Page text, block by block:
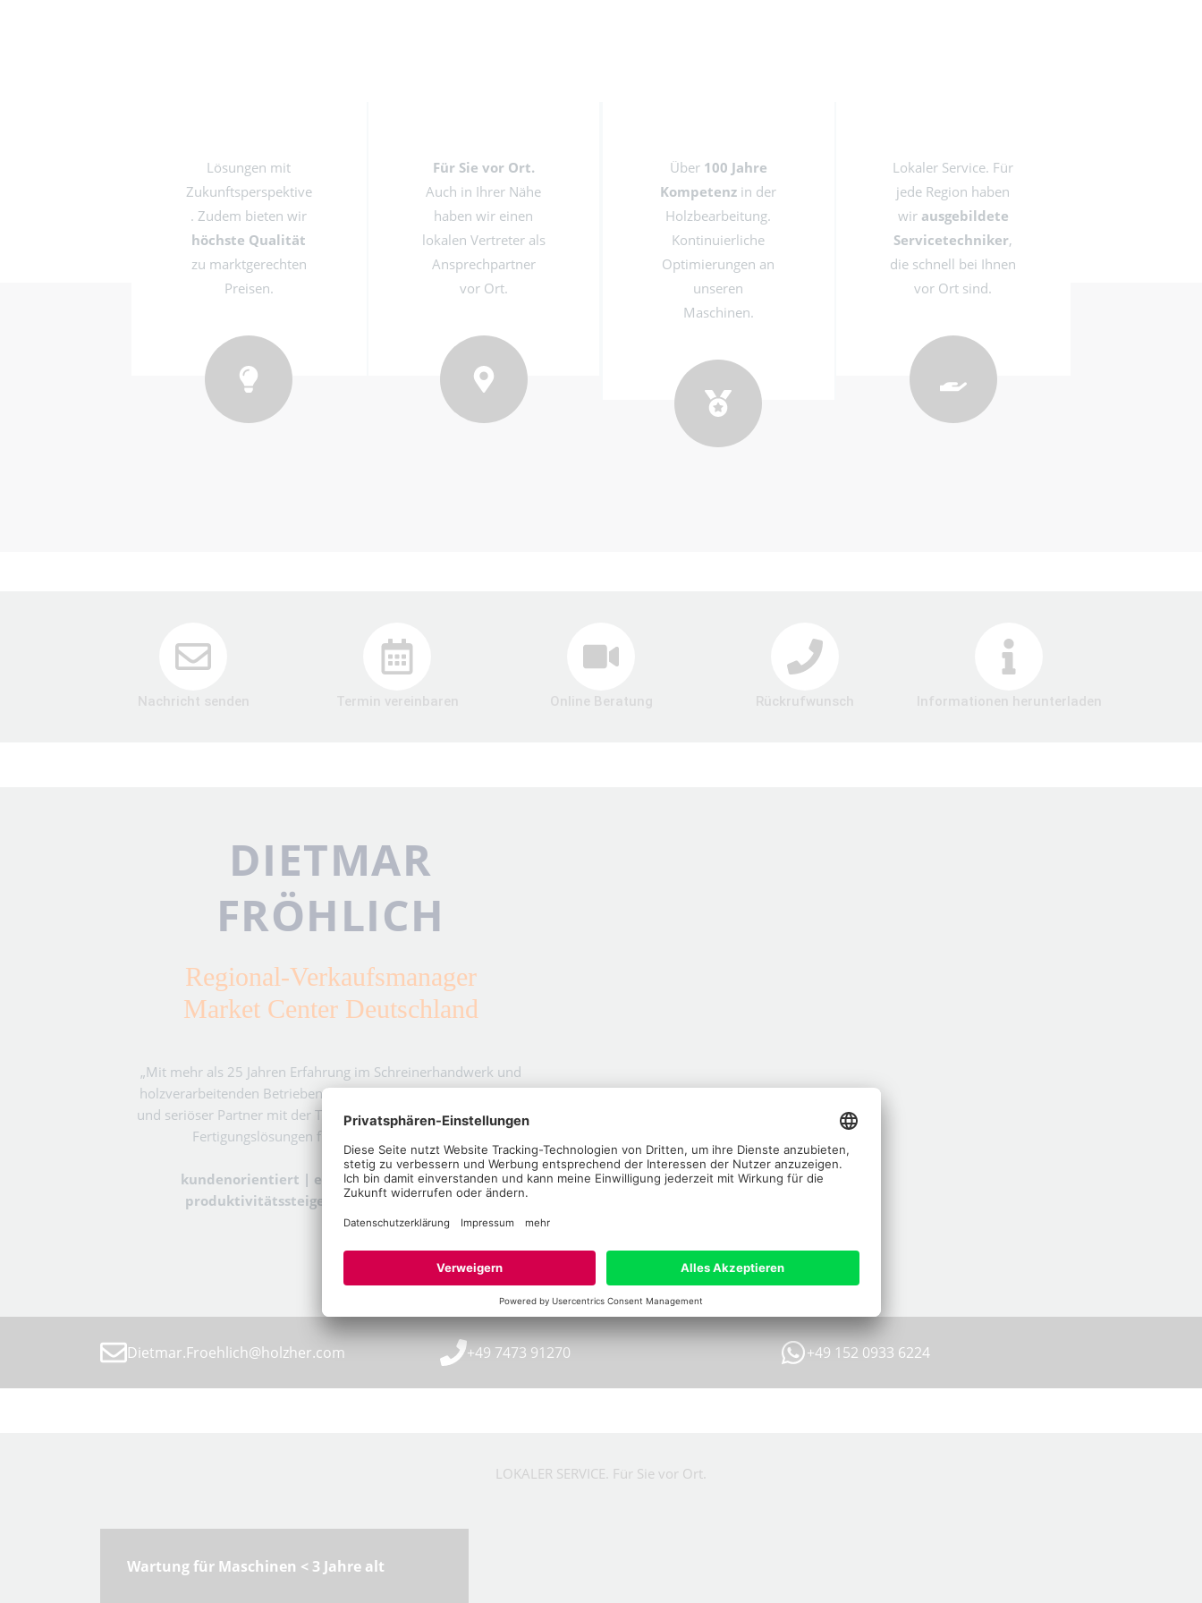
Lösungen mit
Zukunftsperspektive
. Zudem bieten wir
höchste Qualität
zu marktgerechten
Preisen.
Für Sie vor Ort.
Auch in Ihrer Nähe
haben wir einen
lokalen Vertreter als
Ansprechpartner
vor Ort.
Über 100 Jahre
Kompetenz in der
Holzbearbeitung.
Kontinuierliche
Optimierungen an
unseren
Maschinen.
Lokaler Service. Für
jede Region haben
wir ausgebildete
Servicetechniker,
die schnell bei Ihnen
vor Ort sind.
Nachricht senden Termin vereinbaren Online Beratung Rückrufwunsch Informationen herunterladen
DIETMAR
FRÖHLICH
Regional-Verkaufsmanager
Market Center Deutschland
„Mit mehr als 25 Jahren Erfahrung im Schreinerhandwerk und
holzverarbeitenden Betrieben kann ich Ihnen als zuverlässiger
und seriöser Partner mit der Technologie von HOLZ-HER ideale
Fertigungslösungen für Ihren Betrieb bieten.“
kundenorientiert | effizient | qualitäts- und
produktivitätssteigernd | zukunftsträchtig
Dietmar.Froehlich@holzher.com +49 7473 91270 +49 152 0933 6224
LOKALER SERVICE. Für Sie vor Ort.
Wartung für Maschinen < 3 Jahre alt